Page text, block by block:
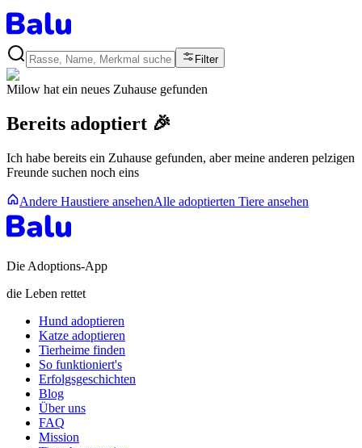
Filter
Milow hat ein neues Zuhause gefunden
Bereits adoptiert 🎉
Ich habe bereits ein Zuhause gefunden, aber meine anderen pelzigen
Freunde suchen noch eins
Andere Haustiere ansehenAlle adoptierten Tiere ansehen
Die Adoptions-App
die Leben rettet
Hund adoptieren
Katze adoptieren
Tierheime finden
So funktioniert's
Erfolgsgeschichten
Blog
Über uns
FAQ
Mission